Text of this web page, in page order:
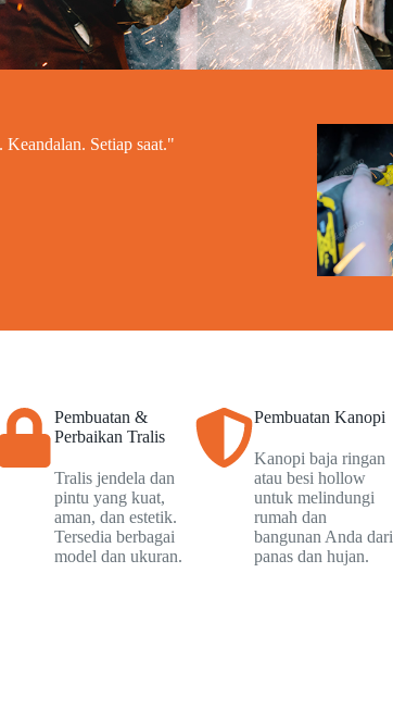
Setiap saat."
Pembuatan &
Perbaikan Tralis
Tralis jendela dan
pintu yang kuat,
aman, dan estetik.
Tersedia berbagai
model dan ukuran.
Pembuatan Kanopi
Kanopi baja ringan
atau besi hollow
untuk melindungi
rumah dan
bangunan Anda dari
panas dan hujan.